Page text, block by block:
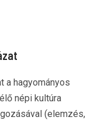
a hagyományos
népi kultúra
(elemzés,